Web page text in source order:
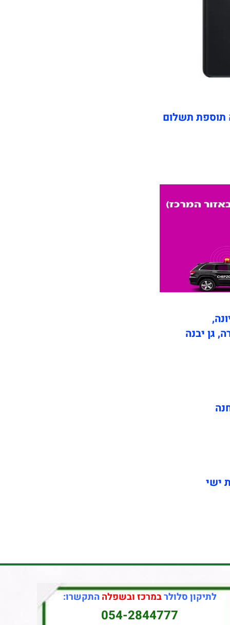
תוספת תשלום
גן יבנה
ישי
לתיקון סלולרבמרכז ובשפלה התקשרו:
054-2844777